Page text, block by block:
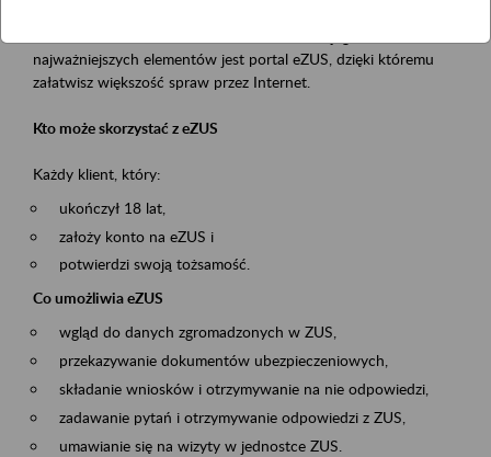
najważniejszych elementów jest portal eZUS, dzięki któremu
załatwisz większość spraw przez Internet.
Kto może skorzystać z eZUS
Każdy klient, który:
ukończył 18 lat,
założy konto na eZUS i
potwierdzi swoją tożsamość.
Co umożliwia eZUS
wgląd do danych zgromadzonych w ZUS,
przekazywanie dokumentów ubezpieczeniowych,
składanie wniosków i otrzymywanie na nie odpowiedzi,
zadawanie pytań i otrzymywanie odpowiedzi z ZUS,
umawianie się na wizyty w jednostce ZUS.